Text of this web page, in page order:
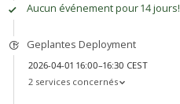
Aucun événement pour 14 jours!
Geplantes Deployment
2026-04-01 16:00–16:30 CEST
2 services concernés